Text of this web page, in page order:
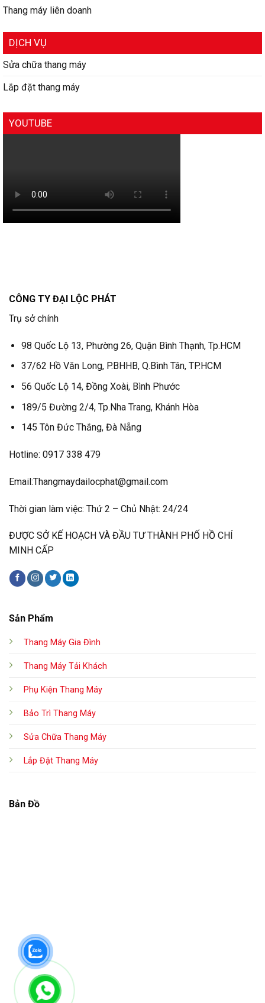
Thang máy liên doanh
DỊCH VỤ
Sửa chữa thang máy
Lắp đặt thang máy
YOUTUBE
CÔNG TY ĐẠI LỘC PHÁT
Trụ sở chính
98 Quốc Lộ 13, Phường 26, Quận Bình Thạnh, Tp.HCM
37/62 Hồ Văn Long, P.BHHB, Q.Bình Tân, TP.HCM
56 Quốc Lộ 14, Đồng Xoài, Bình Phước
189/5 Đường 2/4, Tp.Nha Trang, Khánh Hòa
145 Tôn Đức Thắng, Đà Nẵng
Hotline: 0917 338 479
Email:Thangmaydailocphat@gmail.com
Thời gian làm việc: Thứ 2 – Chủ Nhật: 24/24
ĐƯỢC SỞ KẾ HOẠCH VÀ ĐẦU TƯ THÀNH PHỐ HỒ CHÍ
MINH CẤP
Sản Phẩm
Thang Máy Gia Đình
Thang Máy Tải Khách
Phụ Kiện Thang Máy
Bảo Trì Thang Máy
Sửa Chữa Thang Máy
Lắp Đặt Thang Máy
Bản Đồ